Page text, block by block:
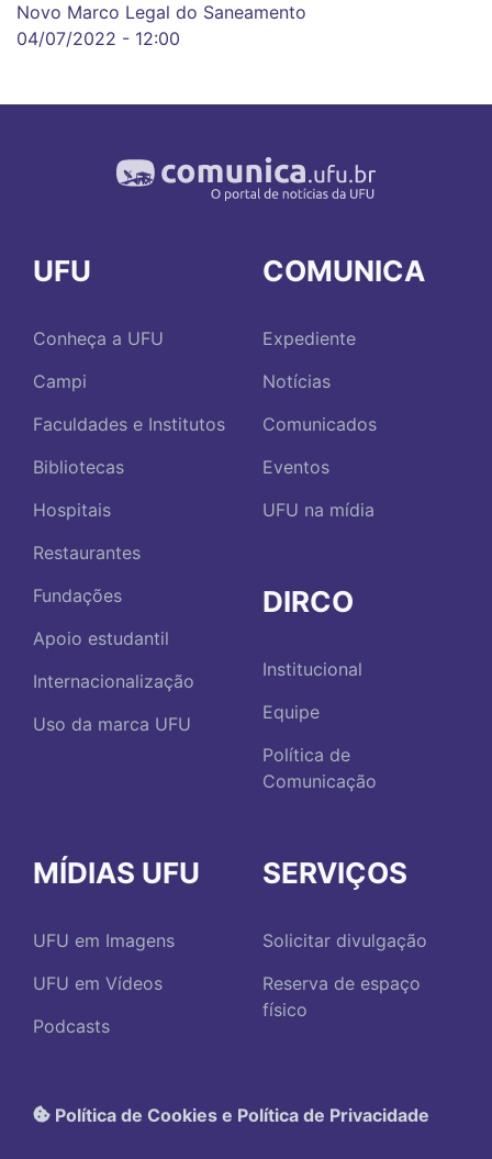
Novo Marco Legal do Saneamento
04/07/2022 - 12:00
UFU
Conheça a UFU
Campi
Faculdades e Institutos
Bibliotecas
Hospitais
Restaurantes
Fundações
Apoio estudantil
Internacionalização
Uso da marca UFU
COMUNICA
Expediente
Notícias
Comunicados
Eventos
UFU na mídia
DIRCO
Institucional
Equipe
Política de
Comunicação
MÍDIAS UFU
UFU em Imagens
UFU em Vídeos
Podcasts
SERVIÇOS
Solicitar divulgação
Reserva de espaço
físico
Política de Cookies e Política de Privacidade